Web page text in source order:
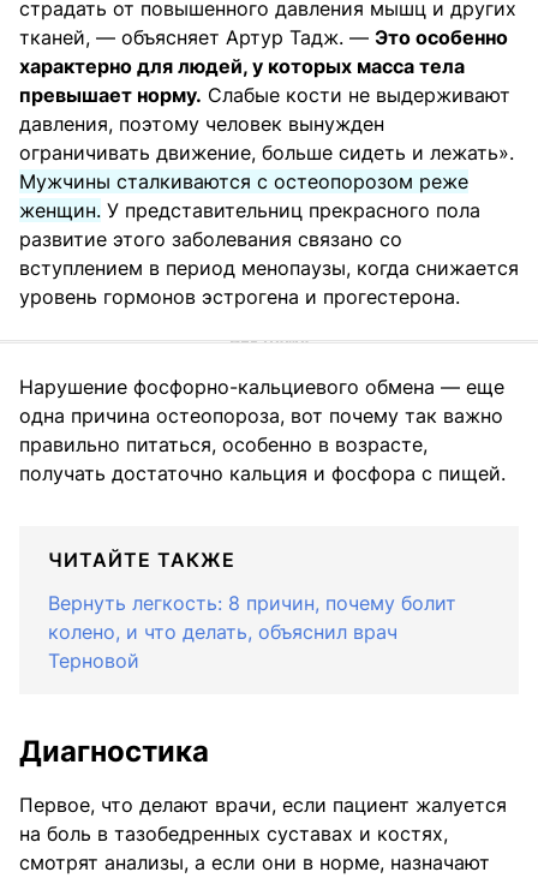
страдать от повышенного давления мышц и других
тканей, — объясняет Артур Тадж. — Это особенно
характерно для людей, у которых масса тела
превышает норму. Слабые кости не выдерживают
давления, поэтому человек вынужден
ограничивать движение, больше сидеть и лежать».
Мужчины сталкиваются с остеопорозом реже
женщин. У представительниц прекрасного пола
развитие этого заболевания связано со
вступлением в период менопаузы, когда снижается
уровень гормонов эстрогена и прогестерона.
Нарушение фосфорно-кальциевого обмена — еще
одна причина остеопороза, вот почему так важно
правильно питаться, особенно в возрасте,
получать достаточно кальция и фосфора с пищей.
ЧИТАЙТЕ ТАКЖЕ
Вернуть легкость: 8 причин, почему болит
колено, и что делать, объяснил врач
Терновой
Диагностика
Первое, что делают врачи, если пациент жалуется
на боль в тазобедренных суставах и костях,
смотрят анализы, а если они в норме, назначают